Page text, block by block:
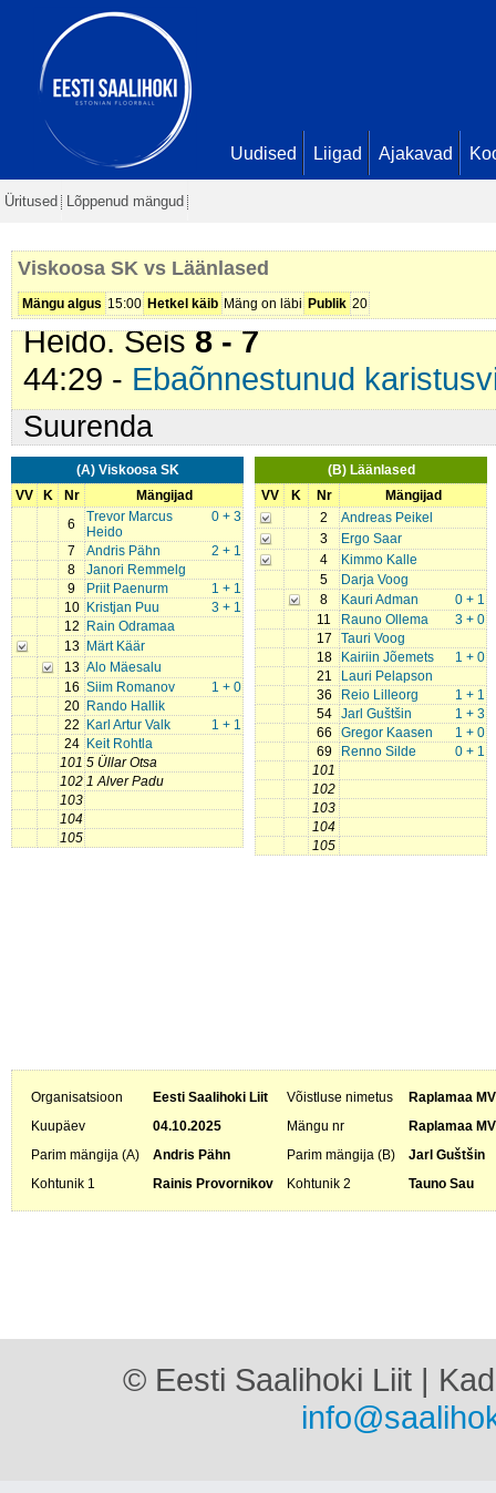
Uudised Liigad Ajakavad
Üritused Lõppenud mängud
Viskoosa SK vs Läänlased
Mängu algus 15:00 Hetkel käib Mäng on läbi Publik 20
- 6
35:16 -värav
42:55 - karistus (208 - Jõuline
(Läänlased). 2 min
Heido. Seis7 - 7
43:41 -värav. Kristjan Puu (
Heido. Seis8 - 7
44:29 - Ebaõnnestunud
Suurenda
(A) Viskoosa SK
VV
K Nr
Mängijad
6
0 + 3
Trevor Marcus
Heido
7
2 + 1
Andris Pähn
8
Janori Remmelg
9
1 + 1
Priit Paenurm
10
3 + 1
Kristjan Puu
12
Rain Odramaa
13
Märt Käär
13 Alo Mäesalu
16
1 + 0
Siim Romanov
20
Rando Hallik
22
1 + 1
Karl Artur Valk
24
Keit Rohtla
101 5 Üllar Otsa
102 1 Alver Padu
103
104
105
(B) Läänlased
VV
K Nr
Mängijad
2
Andreas Peikel
3
Ergo Saar
4
Kimmo Kalle
5
Darja Voog
8
0 + 1
Kauri Adman
11
3 + 0
Rauno Ollema
17
Tauri Voog
18
1 + 0
Kairiin Jõemets
21
Lauri Pelapson
36
1 + 1
Reio Lilleorg
54
1 + 3
Jarl Guštšin
66
1 + 0
Gregor Kaasen
69
0 + 1
Renno Silde
101
102
103
104
105
Organisatsioon Eesti Saalihoki Liit Võistluse nimetus
Raplamaa
Kuupäev
04.10.2025 Mängu nr
Raplamaa
Parim mängija (A)
Andris Pähn Parim mängija (B)
Jarl Guštšin
Kohtunik 1
Rainis Provornikov Kohtunik 2 Tauno Sau
© Eesti Saalihoki Liit |